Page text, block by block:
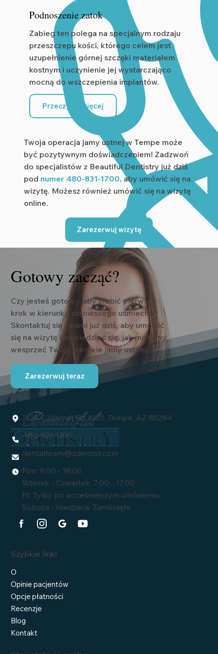
Podnoszenie zatok
Zabieg ten polega na specjalnym rodzaju
przeszczepu kości, którego celem jest
uzupełnienie górnej szczęki materiałem
kostnym i uczynienie jej wystarczająco
mocną do wszczepienia implantów.
Przeczytaj więcej
Twoja operacja jamy ustnej w Tempe może
być pozytywnym doświadczeniem! Zadzwoń
do specjalistów z Beautiful Dentistry już dziś
pod numer 480-831-1700, aby umówić się na
wizytę. Możesz również umówić się na wizytę
online.
Zarezerwuj wizytę
Gotowy zacząć?
Czy jesteś gotowy, aby zrobić pierwszy
krok w kierunku zdrowszego uśmiechu?
Skontaktuj się z nami już dziś, aby umówić
się na wizytę i dowiedzieć się, jak możemy
wesprzeć Twoje zdrowie jamy ustnej!
Zarezerwuj teraz
2125 E Warner Rd #101, Tempe, AZ 85284
480-831-1700
dentalteam@zdentist.com
Pon: 9:00 - 18:00
Wtorek - Czwartek: 7:00 - 17:00
Pt: Tylko po wcześniejszym umówieniu
Sobota - Niedziela: Zamknięte
Szybkie linki
O
Opinie pacjentów
Opcje płatności
Recenzje
Blog
Kontakt